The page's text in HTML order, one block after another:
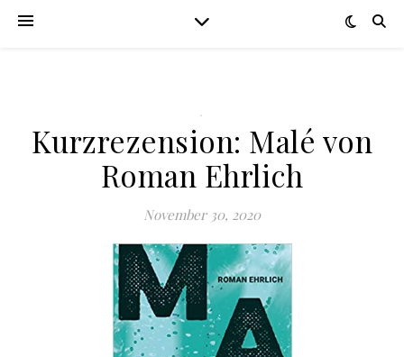
.
Kurzrezension: Malé von
Roman Ehrlich
November 30, 2020